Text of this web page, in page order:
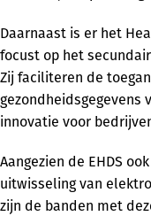
Daarnaast is er het
focust op het
Zij faciliteren de
gezondheidsgegevens
innovatie voor
Aangezien de EHDS
uitwisseling van
zijn de banden met